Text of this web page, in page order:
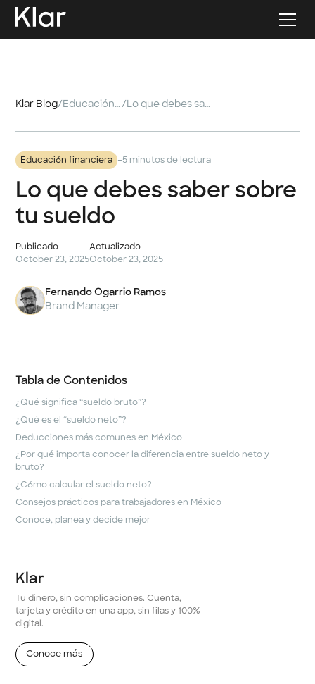
Klar Blog/ Educación financiera / Lo que debes saber sobre tu sueldo
Educación financiera -5 minutos de lectura
Lo que debes saber sobre
tu sueldo
Publicado
October 23, 2025
Actualizado
October 23, 2025
Fernando Ogarrio Ramos
Brand Manager
Tabla de Contenidos
¿Qué significa “sueldo bruto”?
¿Qué es el “sueldo neto”?
Deducciones más comunes en México
¿Por qué importa conocer la diferencia entre sueldo neto y
bruto?
¿Cómo calcular el sueldo neto?
Consejos prácticos para trabajadores en México
Conoce, planea y decide mejor
Klar
Tu dinero, sin complicaciones. Cuenta,
tarjeta y crédito en una app, sin filas y 100%
digital.
Conoce más